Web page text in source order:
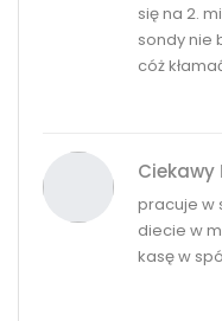
się na 2.
sondy nie
cóż
Ciekawy
pracuje w
diecie w
kasę w